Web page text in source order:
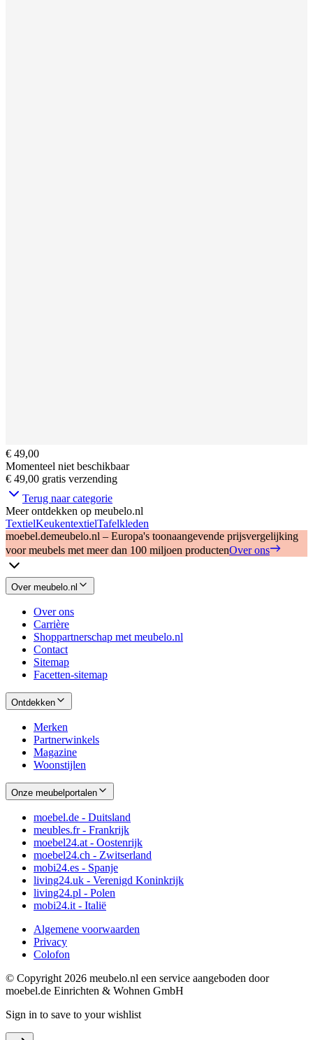
€ 49,00
Momenteel niet beschikbaar
€ 49,00 gratis verzending
Terug naar categorie
Meer ontdekken op meubelo.nl
TextielKeukentextielTafelkleden
moebel.demeubelo.nl – Europa's toonaangevende prijsvergelijking
voor meubels met meer dan 100 miljoen productenOver ons
Over meubelo.nl
Over ons
Carrière
Shoppartnerschap met meubelo.nl
Contact
Sitemap
Facetten-sitemap
Ontdekken
Merken
Partnerwinkels
Magazine
Woonstijlen
Onze meubelportalen
moebel.de - Duitsland
meubles.fr - Frankrijk
moebel24.at - Oostenrijk
moebel24.ch - Zwitserland
mobi24.es - Spanje
living24.uk - Verenigd Koninkrijk
living24.pl - Polen
mobi24.it - Italië
Algemene voorwaarden
Privacy
Colofon
© Copyright 2026 meubelo.nl een service aangeboden door
moebel.de Einrichten & Wohnen GmbH
Sign in to save to your wishlist